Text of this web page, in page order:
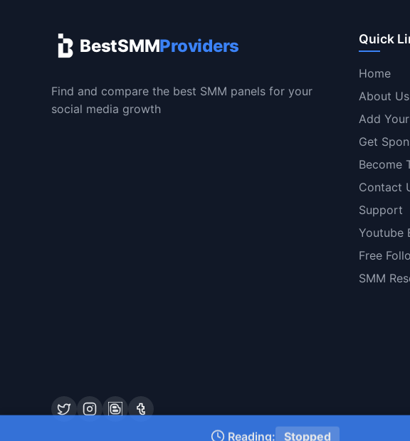
BestSMMProviders
Find and compare the best SMM panels for your
social media growth
Quick
Home
About Us
Add
Get
Become
Contact
Support
Youtube
Free
SMM